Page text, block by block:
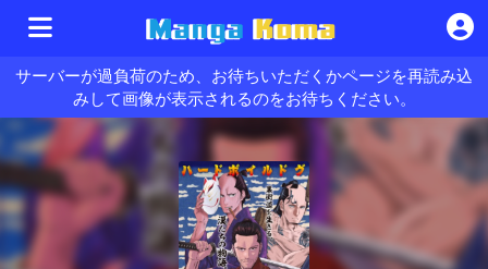
サーバーが過負荷のため、お待ちいただくかページを再読み込
みして画像が表示されるのをお待ちください。